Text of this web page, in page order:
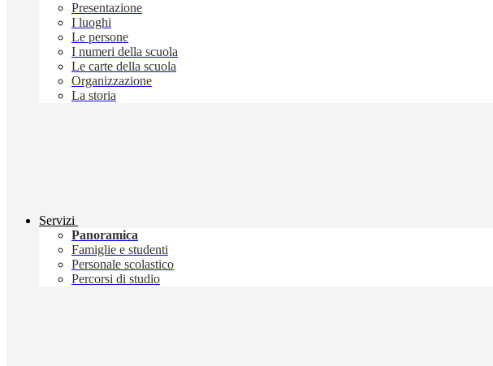
Presentazione
I luoghi
Le persone
I numeri della scuola
Le carte della scuola
Organizzazione
La storia
Servizi
Panoramica
Famiglie e studenti
Personale scolastico
Percorsi di studio